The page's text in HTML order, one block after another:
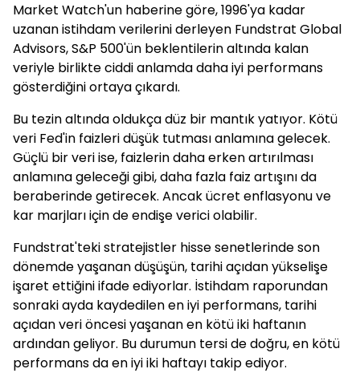
Market Watch'un haberine göre, 1996'ya kadar
uzanan istihdam verilerini derleyen Fundstrat Global
Advisors, S&P 500'ün beklentilerin altında kalan
veriyle birlikte ciddi anlamda daha iyi performans
gösterdiğini ortaya çıkardı.
Bu tezin altında oldukça düz bir mantık yatıyor. Kötü
veri Fed'in faizleri düşük tutması anlamına gelecek.
Güçlü bir veri ise, faizlerin daha erken artırılması
anlamına geleceği gibi, daha fazla faiz artışını da
beraberinde getirecek. Ancak ücret enflasyonu ve
kar marjları için de endişe verici olabilir.
Fundstrat'teki stratejistler hisse senetlerinde son
dönemde yaşanan düşüşün, tarihi açıdan yükselişe
işaret ettiğini ifade ediyorlar. İstihdam raporundan
sonraki ayda kaydedilen en iyi performans, tarihi
açıdan veri öncesi yaşanan en kötü iki haftanın
ardından geliyor. Bu durumun tersi de doğru, en kötü
performans da en iyi iki haftayı takip ediyor.